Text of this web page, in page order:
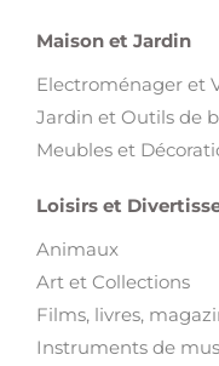
Maison et Jardin
Electroménager et
Jardin et Outils de
Meubles et
Loisirs et
Animaux
Art et Collections
Films, livres,
Instruments de